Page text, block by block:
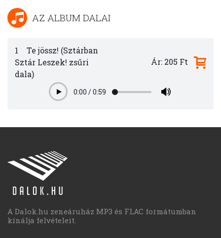
AZ ALBUM DALAI
1
Te jössz! (Sztárban
Sztár Leszek! zsűri
dala)
Play0:00 /0:59
Ár: 205 Ft
A Dalok.hu zeneáruház MP3 és FLAC formátumban
kínálja felvételeit.